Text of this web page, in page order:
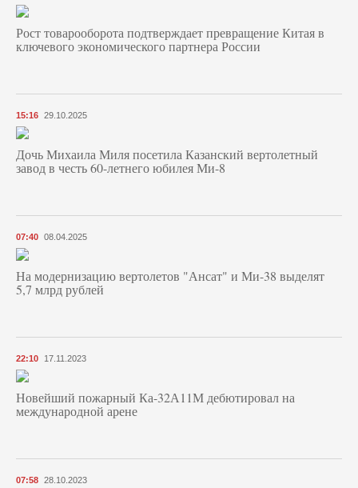
Рост товарооборота подтверждает превращение Китая в
ключевого экономического партнера России
15:16 29.10.2025
Дочь Михаила Миля посетила Казанский вертолетный
завод в честь 60-летнего юбилея Ми-8
07:40 08.04.2025
На модернизацию вертолетов "Ансат" и Ми-38 выделят
5,7 млрд рублей
22:10 17.11.2023
Новейший пожарный Ка-32А11М дебютировал на
международной арене
07:58 28.10.2023